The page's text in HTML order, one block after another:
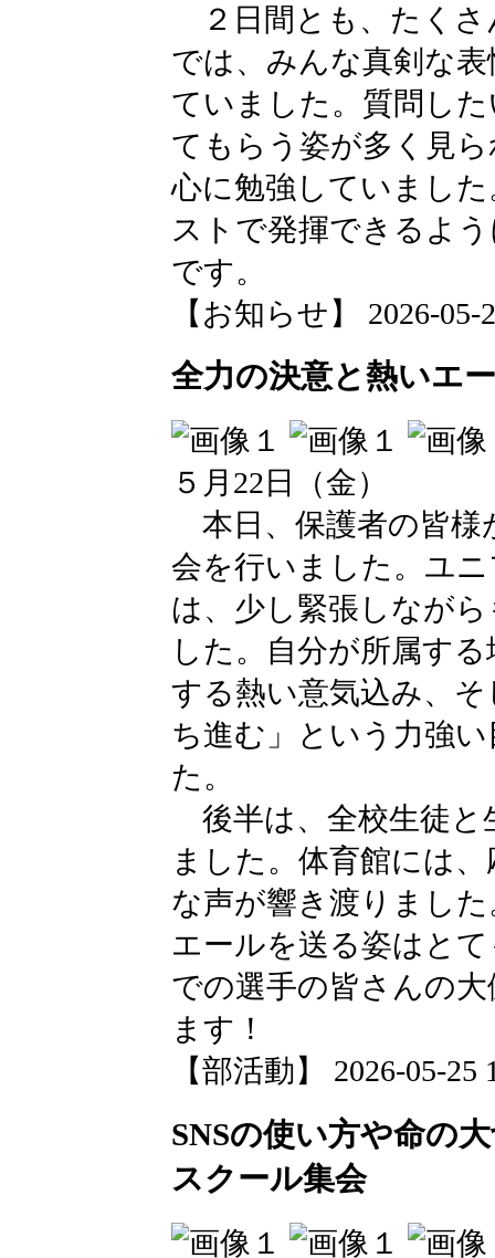
２日間とも、たくさ
では、みんな真剣な
ていました。質問し
てもらう姿が多く見
心に勉強していまし
ストで発揮できるよ
です。
【お知らせ】 2026-05-
全力の決意と熱いエ
５月22日（金）
本日、保護者の皆様
会を行いました。ユ
は、少し緊張しなが
した。自分が所属す
する熱い意気込み、
ち進む」という力強
た。
後半は、全校生徒と
ました。体育館には
な声が響き渡りまし
エールを送る姿はと
での選手の皆さんの
ます！
【部活動】 2026-05-25
SNSの使い方や命の
スクール集会